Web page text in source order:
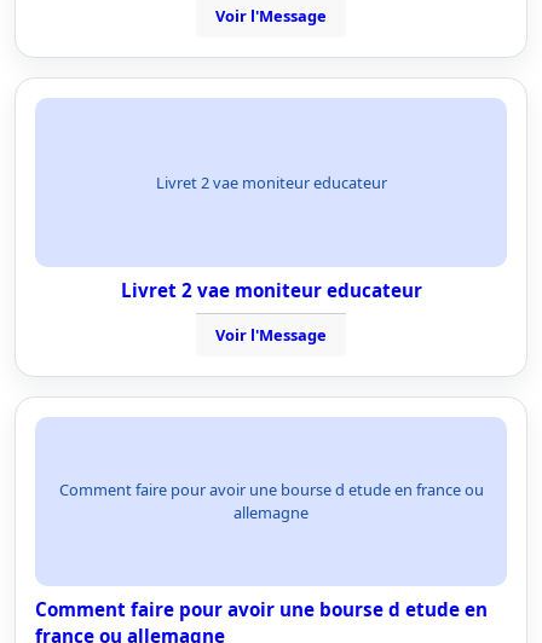
Voir l'Message
Livret 2 vae moniteur educateur
Livret 2 vae moniteur educateur
Voir l'Message
Comment faire pour avoir une bourse d etude en france ou
allemagne
Comment faire pour avoir une bourse d etude en
france ou allemagne